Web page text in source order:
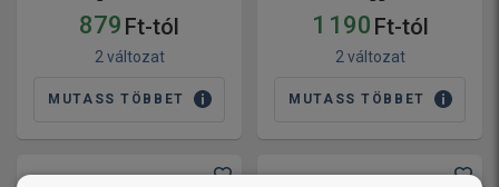
879 Ft-tól
2 változat
MUTASS TÖBBET
1 190 Ft-tól
2 változat
MUTASS TÖBBET